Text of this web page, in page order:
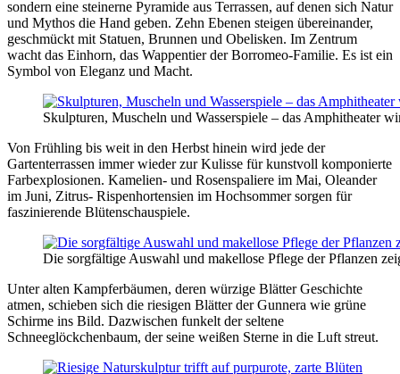
sondern eine steinerne Pyramide aus Terrassen, auf denen sich Natur
und Mythos die Hand geben. Zehn Ebenen steigen übereinander,
geschmückt mit Statuen, Brunnen und Obelisken. Im Zentrum
wacht das Einhorn, das Wappentier der Borromeo-Familie. Es ist ein
Symbol von Eleganz und Macht.
Skulpturen, Muscheln und Wasserspiele – das Amphitheater
Von Frühling bis weit in den Herbst hinein wird jede der
Gartenterrassen immer wieder zur Kulisse für kunstvoll komponierte
Farbexplosionen. Kamelien- und Rosenspaliere im Mai, Oleander
im Juni, Zitrus- Rispenhortensien im Hochsommer sorgen für
faszinierende Blütenschauspiele.
Die sorgfältige Auswahl und makellose Pflege der Pflanzen
Unter alten Kampferbäumen, deren würzige Blätter Geschichte
atmen, schieben sich die riesigen Blätter der Gunnera wie grüne
Schirme ins Bild. Dazwischen funkelt der seltene
Schneeglöckchenbaum, der seine weißen Sterne in die Luft streut.